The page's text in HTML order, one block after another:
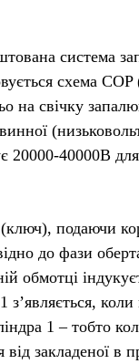
система
схема
на свічку
20000-40000В
подаючи
до фази
обмотці
1 – тобто
від